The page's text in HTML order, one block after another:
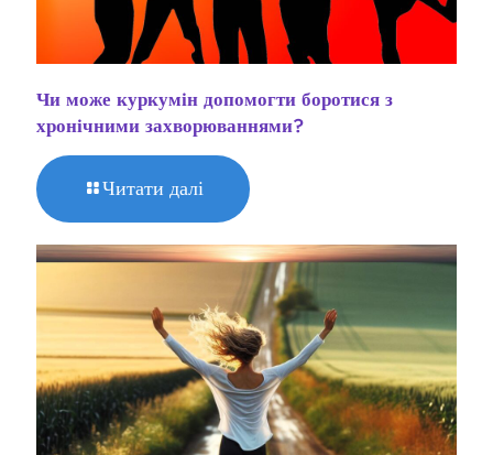
Чи може куркумін допомогти боротися з
хронічними захворюваннями?
Читати далі